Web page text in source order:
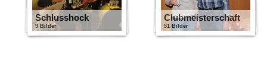
Schlusshock
9 Bilder
Clubmeisterschaft
51 Bilder